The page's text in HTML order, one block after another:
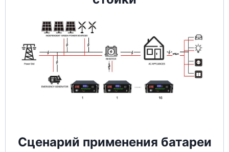
Сценарий применения батареи